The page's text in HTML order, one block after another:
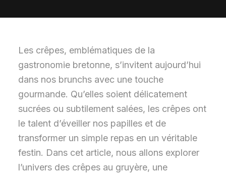
Les crêpes, emblématiques de la
gastronomie bretonne, s’invitent aujourd’hui
dans nos brunchs avec une touche
gourmande. Qu’elles soient délicatement
sucrées ou subtilement salées, les crêpes ont
le talent d’éveiller nos papilles et de
transformer un simple repas en un véritable
festin. Dans cet article, nous allons explorer
l’univers des crêpes au gruyère, une